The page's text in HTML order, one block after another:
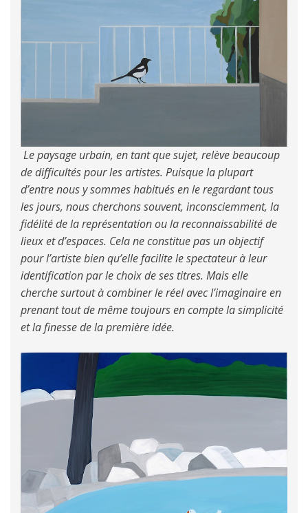
Le paysage urbain, en tant que sujet, relève beaucoup
de difficultés pour les artistes. Puisque la plupart
d’entre nous y sommes habitués en le regardant tous
les jours, nous cherchons souvent, inconsciemment, la
fidélité de la représentation ou la reconnaissabilité de
lieux et d’espaces. Cela ne constitue pas un objectif
pour l’artiste bien qu’elle facilite le spectateur à leur
identification par le choix de ses titres. Mais elle
cherche surtout à combiner le réel avec l’imaginaire en
prenant tout de même toujours en compte la simplicité
et la finesse de la première idée.